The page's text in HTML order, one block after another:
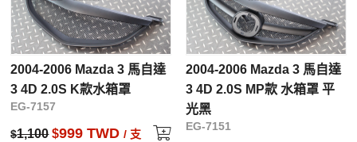
2004-2006 Mazda 3 馬自達
3 4D 2.0S K款水箱罩
EG-7157
$1,100 $999 TWD/ 支
2004-2006 Mazda 3 馬自達
3 4D 2.0S MP款 水箱罩 平
光黑
EG-7151